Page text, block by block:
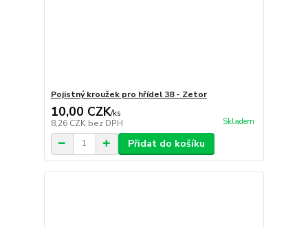
Pojistný kroužek pro hřídel 38 - Zetor
10,00 CZK/ks
8,26 CZK bez DPH Skladem
Přidat do košíku